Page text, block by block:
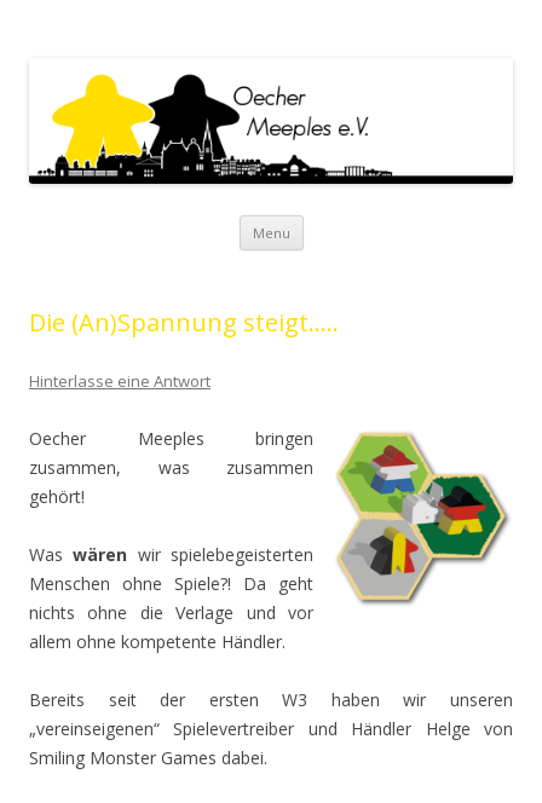
Menu Skip to content
Die (An)Spannung steigt…..
Hinterlasse eine Antwort
Oecher Meeples bringen
zusammen, was zusammen
gehört!
Waswären wir spielebegeisterten
Menschen ohne Spiele?! Da geht
nichts ohne die Verlage und vor
allem ohne kompetente Händler.
Bereits seit der ersten W3 haben wir unseren
„vereinseigenen“ Spielevertreiber und Händler Helge von
Smiling Monster Games dabei.